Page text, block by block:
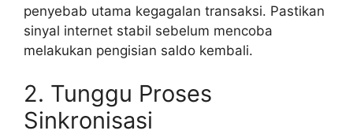
penyebab utama kegagalan transaksi. Pastikan
sinyal internet stabil sebelum mencoba
melakukan pengisian saldo kembali.
2. Tunggu Proses
Sinkronisasi